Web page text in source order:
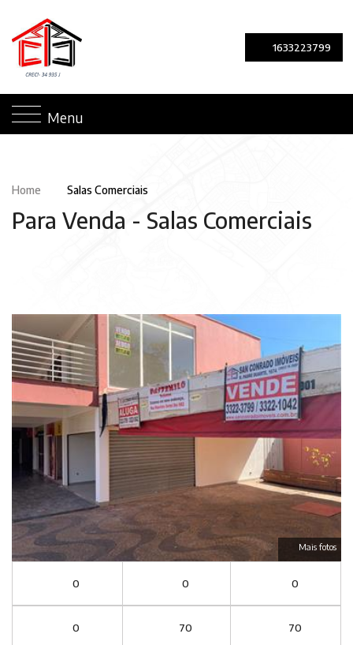
1633223799
Menu
Home Salas Comerciais
Para Venda - Salas Comerciais
Mais fotos
0 0 0
0 70 70